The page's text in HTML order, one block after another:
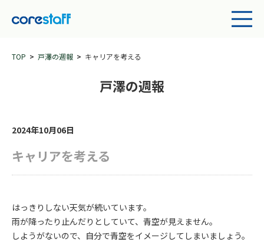
TOP 戸澤の週報 キャリアを考える
戸澤の週報
2024年10月06日
キャリアを考える
はっきりしない天気が続いています。
雨が降ったり止んだりとしていて、青空が見えません。
しようがないので、自分で青空をイメージしてしまいましょう。